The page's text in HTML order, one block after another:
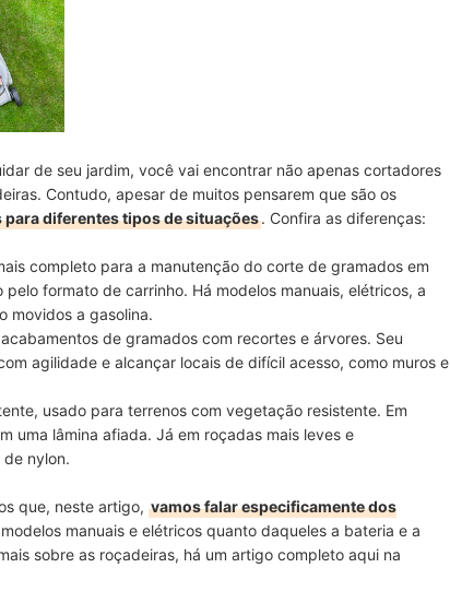
para Jardinagem
de seu jardim, você vai encontrar não apenas cortadores
Contudo, apesar de muitos pensarem que são os
para diferentes tipos de situações. Confira as diferenças:
completo para a manutenção do corte de gramados em
formato de carrinho. Há modelos manuais, elétricos, a
movidos a gasolina.
de gramados com recortes e árvores. Seu
agilidade e alcançar locais de difícil acesso, como muros e
, usado para terrenos com vegetação resistente. Em
uma lâmina afiada. Já em roçadas mais leves e
nylon.
que, neste artigo, vamos falar especificamente dos
manuais e elétricos quanto daqueles a bateria e a
sobre as roçadeiras, há um artigo completo aqui na